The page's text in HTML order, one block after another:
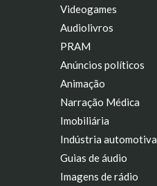
Videogames
Audiolivros
PRAM
Anúncios políticos
Animação
Narração Médica
Imobiliária
Indústria automotiva
Guias de áudio
Imagens de rádio